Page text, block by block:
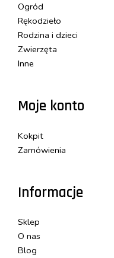
Ogród
Rękodzieło
Rodzina i dzieci
Zwierzęta
Inne
Moje konto
Kokpit
Zamówienia
Informacje
Sklep
O nas
Blog